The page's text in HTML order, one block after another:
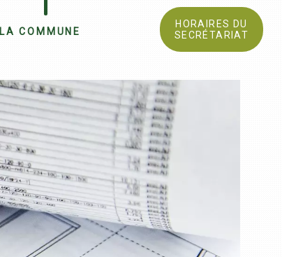
HORAIRES DU
SECRÉTARIAT
LA COMMUNE